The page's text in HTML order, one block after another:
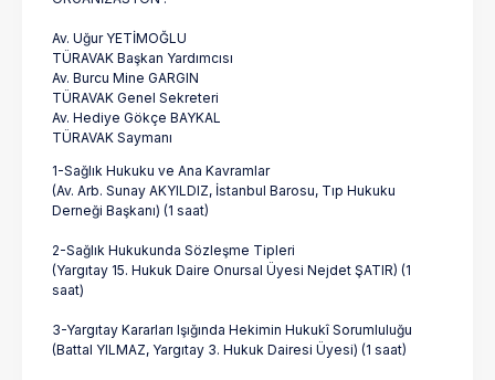
Av. Uğur YETİMOĞLU
TÜRAVAK Başkan Yardımcısı
Av. Burcu Mine GARGIN
TÜRAVAK Genel Sekreteri
Av. Hediye Gökçe BAYKAL
TÜRAVAK Saymanı
1-Sağlık Hukuku ve Ana Kavramlar
(Av. Arb. Sunay AKYILDIZ, İstanbul Barosu, Tıp Hukuku
Derneği Başkanı) (1 saat)
2-Sağlık Hukukunda Sözleşme Tipleri
(Yargıtay 15. Hukuk Daire Onursal Üyesi Nejdet ŞATIR) (1
saat)
3-Yargıtay Kararları Işığında Hekimin Hukukî Sorumluluğu
(Battal YILMAZ, Yargıtay 3. Hukuk Dairesi Üyesi) (1 saat)